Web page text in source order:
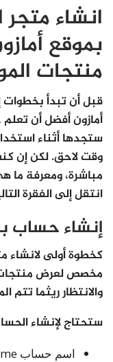
انشاء
بموقع
منتجات
قبل أن تبدأ
أمازون أفضل أن تعلم
ستجدها أثناء
وقت لاحق. لكن إن
مباشرة، ومعرفة ما
انتقل إلى الفقرة
إنشاء حساب
كخطوة أولى لانشاء
مخصص لعرض منتجات
والانتظار ريثما تتم
ستحتاج لإنشاء
اسم حساب Account name